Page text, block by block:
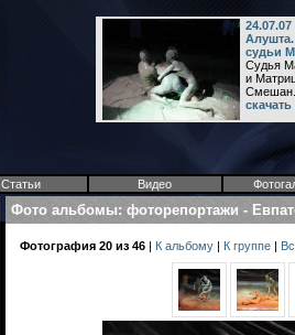
судьи
Судья
и
Статьи Видео
Фото альбомы: фоторепортажи -
Фотография 20 из 46 | К альбому | К группе |